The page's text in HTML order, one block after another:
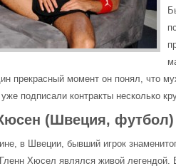
прекрасный момент он понял, что
уже подписали контракты несколько
(Швеция, футбол)
в Швеции, бывший игрок
Хюсел являлся живой легендой.